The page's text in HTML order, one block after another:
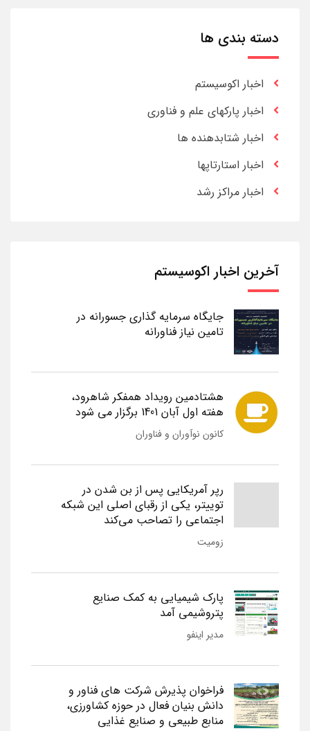
دسته بندی ها
اخبار اکوسیستم
اخبار پارکهای علم و فناوری
اخبار شتابدهنده ها
اخبار استارتاپها
اخبار مراکز رشد
آخرین اخبار اکوسیستم
جایگاه سرمایه گذاری جسورانه در
تامین نیاز فناورانه
هشتادمین رویداد همفکر شاهرود،
هفته اول آبان 1401 برگزار می شود
کانون نوآوران و فناوران
رپر آمریکایی پس از بن شدن در
توییتر، یکی از رقبای اصلی این شبکه
اجتماعی را تصاحب می‌کند
زومیت
پارک شیمیایی به کمک صنایع
پتروشیمی آمد
مدیر اینفو
فراخوان پذیرش شرکت های فناور و
دانش بنیان فعال در حوزه کشاورزی،
منابع طبیعی و صنایع غذایی